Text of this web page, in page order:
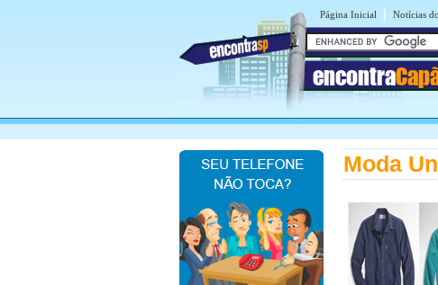
Página Inicial | Notícias
encontra
Moda